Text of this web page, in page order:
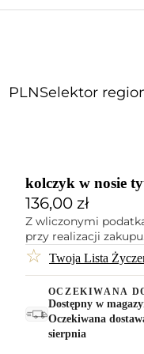
PLNSelektor
kolczyk w nosie
136,00 zł
Z wliczonymi
przy realizacji zakupu.
☆ Twoja Lista
OCZEKIWANA
Dostępny w
Oczekiwana
sierpnia